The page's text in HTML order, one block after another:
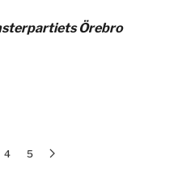
Örebro
4 5